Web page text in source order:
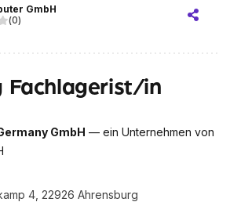
GmbH
(0)
Fachlagerist/in
GmbH — ein Unternehmen von
4, 22926 Ahrensburg